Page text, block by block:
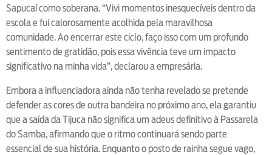
Sapucaí como soberana. “Vivi momentos inesquecíveis dentro da
escola e fui calorosamente acolhida pela maravilhosa
comunidade. Ao encerrar este ciclo, faço isso com um profundo
sentimento de gratidão, pois essa vivência teve um impacto
significativo na minha vida”, declarou a empresária.
Embora a influenciadora ainda não tenha revelado se pretende
defender as cores de outra bandeira no próximo ano, ela garantiu
que a saída da Tijuca não significa um adeus definitivo à Passarela
do Samba, afirmando que o ritmo continuará sendo parte
essencial de sua história. Enquanto o posto de rainha segue vago,